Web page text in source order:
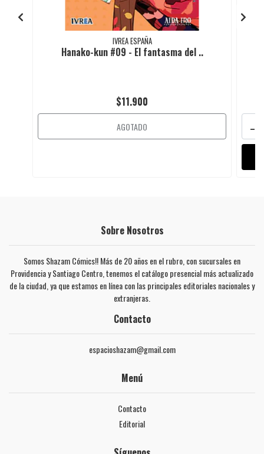
IVREA ESPAÑA
Hanako-kun #09 - El fantasma del ..
$11.900
AGOTADO -
Sobre Nosotros
Somos Shazam Cómics!! Más de 20 años en el rubro, con sucursales en
Providencia y Santiago Centro, tenemos el catálogo presencial más actualizado
de la ciudad, ya que estamos en línea con las principales editoriales nacionales y
extranjeras.
Contacto
espacioshazam@gmail.com
Menú
Contacto
Editorial